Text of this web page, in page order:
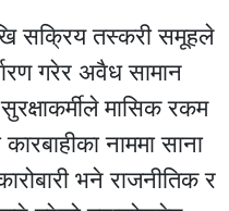
सक्रिय तस्करी समूहले
गरेर अवैध सामान
मासिक रकम
नाममा साना
भने राजनीतिक र